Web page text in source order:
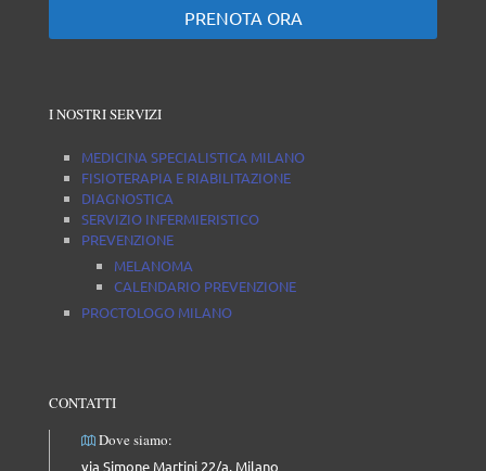
PRENOTA ORA
I NOSTRI SERVIZI
MEDICINA SPECIALISTICA MILANO
FISIOTERAPIA E RIABILITAZIONE
DIAGNOSTICA
SERVIZIO INFERMIERISTICO
PREVENZIONE
MELANOMA
CALENDARIO PREVENZIONE
PROCTOLOGO MILANO
CONTATTI
Dove siamo:
via Simone Martini 22/a, Milano